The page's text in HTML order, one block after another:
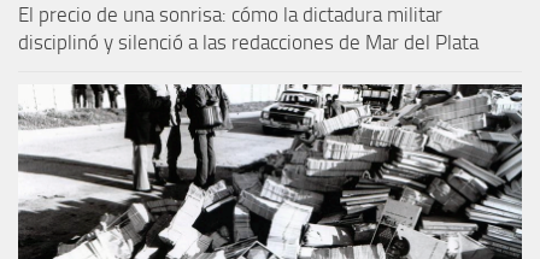
El precio de una sonrisa: cómo la dictadura militar
disciplinó y silenció a las redacciones de Mar del Plata